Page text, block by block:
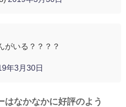
がいる？？？？
年3月30日
はなかなかに好評のよう